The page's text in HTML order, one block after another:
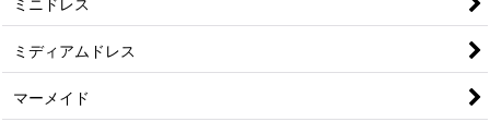
ミニドレス
ミディアムドレス
マーメイド